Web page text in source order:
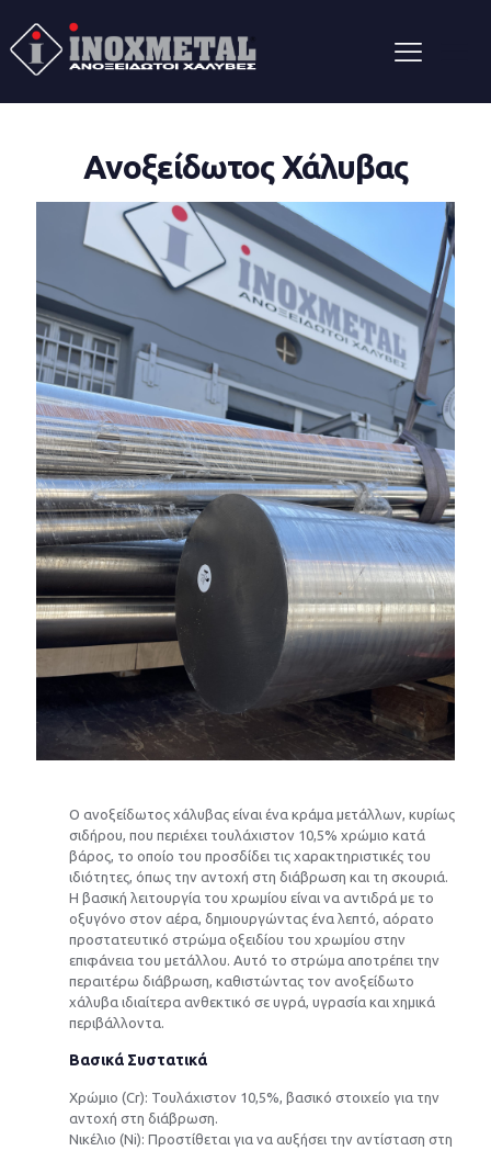
Ανοξείδωτος Χάλυβας
Ο ανοξείδωτος χάλυβας είναι ένα κράμα μετάλλων, κυρίως
σιδήρου, που περιέχει τουλάχιστον 10,5% χρώμιο κατά
βάρος, το οποίο του προσδίδει τις χαρακτηριστικές του
ιδιότητες, όπως την αντοχή στη διάβρωση και τη σκουριά.
Η βασική λειτουργία του χρωμίου είναι να αντιδρά με το
οξυγόνο στον αέρα, δημιουργώντας ένα λεπτό, αόρατο
προστατευτικό στρώμα οξειδίου του χρωμίου στην
επιφάνεια του μετάλλου. Αυτό το στρώμα αποτρέπει την
περαιτέρω διάβρωση, καθιστώντας τον ανοξείδωτο
χάλυβα ιδιαίτερα ανθεκτικό σε υγρά, υγρασία και χημικά
περιβάλλοντα.
Βασικά Συστατικά
Χρώμιο (Cr): Τουλάχιστον 10,5%, βασικό στοιχείο για την
αντοχή στη διάβρωση.
Νικέλιο (Ni): Προστίθεται για να αυξήσει την αντίσταση στη